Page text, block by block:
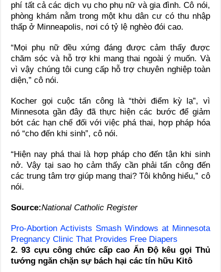
phí tất cả các dịch vụ cho phụ nữ và gia đình. Cô nói,
phòng khám nằm trong một khu dân cư có thu nhập
thấp ở Minneapolis, nơi có tỷ lệ nghèo đói cao.
“Mọi phụ nữ đều xứng đáng được cảm thấy được
chăm sóc và hỗ trợ khi mang thai ngoài ý muốn. Và
vì vậy chúng tôi cung cấp hỗ trợ chuyên nghiệp toàn
diện,” cô nói.
Kocher gọi cuộc tấn công là “thời điểm kỳ lạ”, vì
Minnesota gần đây đã thực hiện các bước để giảm
bớt các hạn chế đối với việc phá thai, hợp pháp hóa
nó “cho đến khi sinh”, cô nói.
“Hiện nay phá thai là hợp pháp cho đến tận khi sinh
nở. Vậy tại sao họ cảm thấy cần phải tấn công đến
các trung tâm trợ giúp mang thai? Tôi không hiểu,” cô
nói.
Source:National Catholic Register
Pro-Abortion Activists Smash Windows at Minnesota
Pregnancy Clinic That Provides Free Diapers
2. 93 cựu công chức cấp cao Ấn Độ kêu gọi Thủ
tướng ngăn chặn sự bách hại các tín hữu Kitô